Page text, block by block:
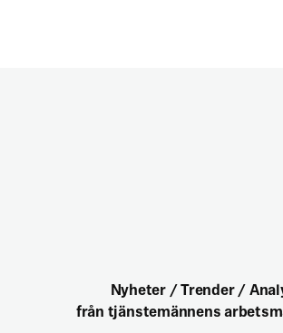
Nyheter / Trender /
från tjänstemännens